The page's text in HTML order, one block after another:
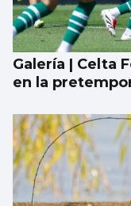
Galería | Celta
en la